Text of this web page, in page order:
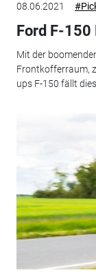
08.06.2021
Ford F-
Mit der
Frontkofferraum,
ups F-150 fällt